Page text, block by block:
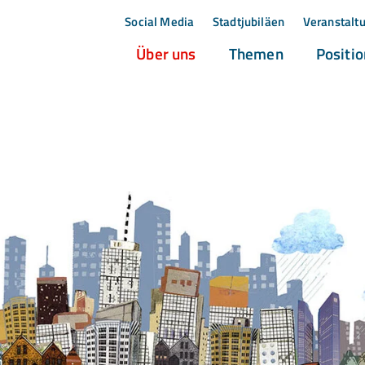
Social Media Stadtjubiläen
Über uns(current)Themen(current)